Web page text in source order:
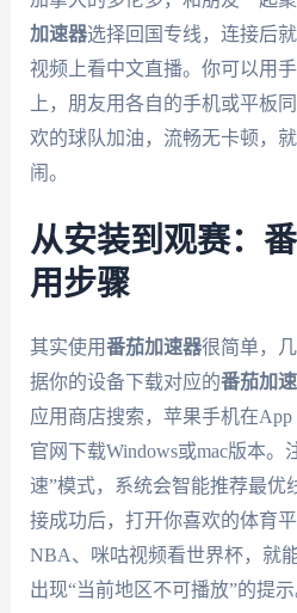
加速器选择回国专线，连接后
视频上看中文直播。你可以用
上，朋友用各自的手机或平板
欢的球队加油，流畅无卡顿，
闹。
从安装到观赛：
用步骤
其实使用番茄加速器很简单，
据你的设备下载对应的番茄加
应用商店搜索，苹果手机在App
官网下载Windows或mac版本。
速”模式，系统会智能推荐最优
接成功后，打开你喜欢的体育
NBA、咪咕视频看世界杯，就
出现“当前地区不可播放”的提